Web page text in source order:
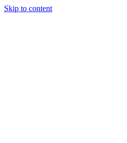
Skip to content